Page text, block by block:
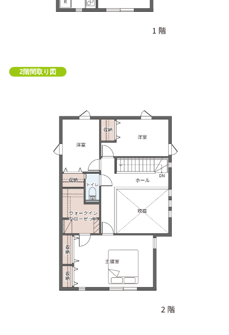
2階間取り図